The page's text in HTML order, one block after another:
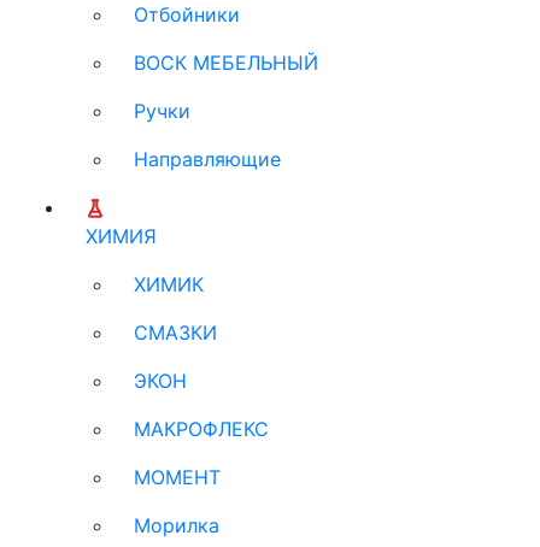
Отбойники
ВОСК МЕБЕЛЬНЫЙ
Ручки
Направляющие
ХИМИЯ
ХИМИК
СМАЗКИ
ЭКОН
МАКРОФЛЕКС
МОМЕНТ
Морилка